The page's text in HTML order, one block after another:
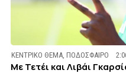
ΚΕΝΤΡΙΚΟ ΘΕΜΑ ,ΠΟΔΟΣΦΑΙΡΟ
Με Τετέι και Λιβάι